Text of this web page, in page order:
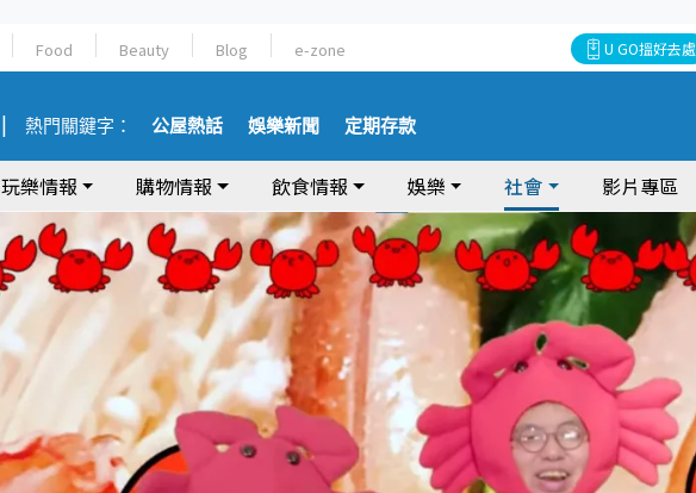
Food Beauty Blog e-zone U GO搵好去處
熱門關鍵字： 公屋熱話 娛樂新聞 定期存款
玩樂情報 購物情報 飲食情報 娛樂 社會 影片專區